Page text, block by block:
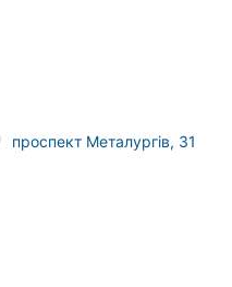
проспект Металургів, 31